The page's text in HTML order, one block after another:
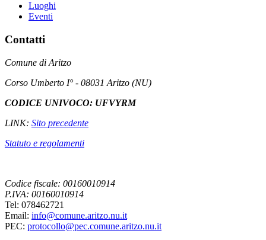
Luoghi
Eventi
Contatti
Comune di Aritzo
Corso Umberto I° - 08031 Aritzo (NU)
CODICE UNIVOCO: UFVYRM
LINK: Sito precedente
Statuto e regolamenti
Codice fiscale: 00160010914
P.IVA: 00160010914
Tel: 078462721
Email: info@comune.aritzo.nu.it
PEC: protocollo@pec.comune.aritzo.nu.it